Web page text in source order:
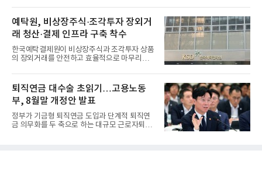
예탁원, 비상장주식·조각투자 장외거
래 청산·결제 인프라 구축 착수
한국예탁결제원이 비상장주식과 조각투자 상품
의 장외거래를 안전하고 효율적으로 마무리하기
퇴직연금 대수술 초읽기…고용노동
부, 8월말 개정안 발표
정부가 기금형 퇴직연금 도입과 단계적 퇴직연
금 의무화를 두 축으로 하는 대규모 근로자퇴직